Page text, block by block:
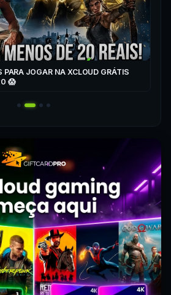
PARA JOGAR NA XCLOUD GRÁTIS
😱